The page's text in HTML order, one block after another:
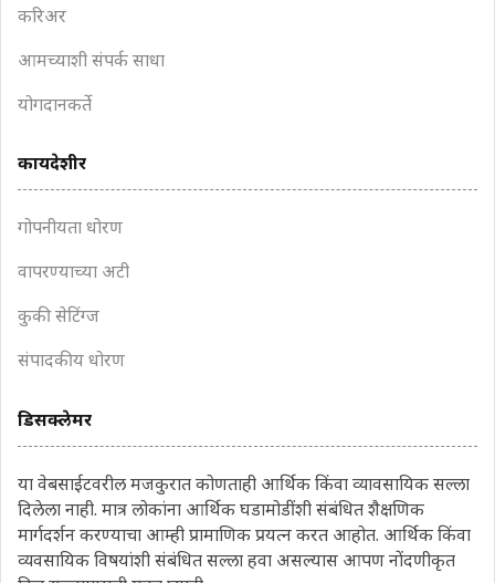
करिअर
आमच्याशी संपर्क साधा
योगदानकर्ते
कायदेशीर
गोपनीयता धोरण
वापरण्याच्या अटी
कुकी सेटिंग्ज
संपादकीय धोरण
डिसक्लेमर
या वेबसाईटवरील मजकुरात कोणताही आर्थिक किंवा व्यावसायिक सल्ला
दिलेला नाही. मात्र लोकांना आर्थिक घडामोडींशी संबंधित शैक्षणिक
मार्गदर्शन करण्याचा आम्ही प्रामाणिक प्रयत्न करत आहोत. आर्थिक किंवा
व्यवसायिक विषयांशी संबंधित सल्ला हवा असल्यास आपण नोंदणीकृत